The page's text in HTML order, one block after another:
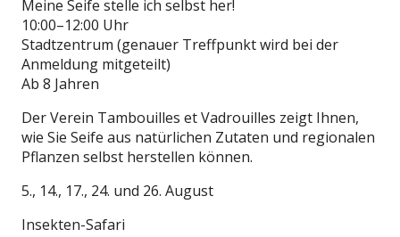
Meine Seife stelle ich selbst her!
10:00–12:00 Uhr
Stadtzentrum (genauer Treffpunkt wird bei der
Anmeldung mitgeteilt)
Ab 8 Jahren
Der Verein Tambouilles et Vadrouilles zeigt Ihnen,
wie Sie Seife aus natürlichen Zutaten und regionalen
Pflanzen selbst herstellen können.
5., 14., 17., 24. und 26. August
Insekten-Safari